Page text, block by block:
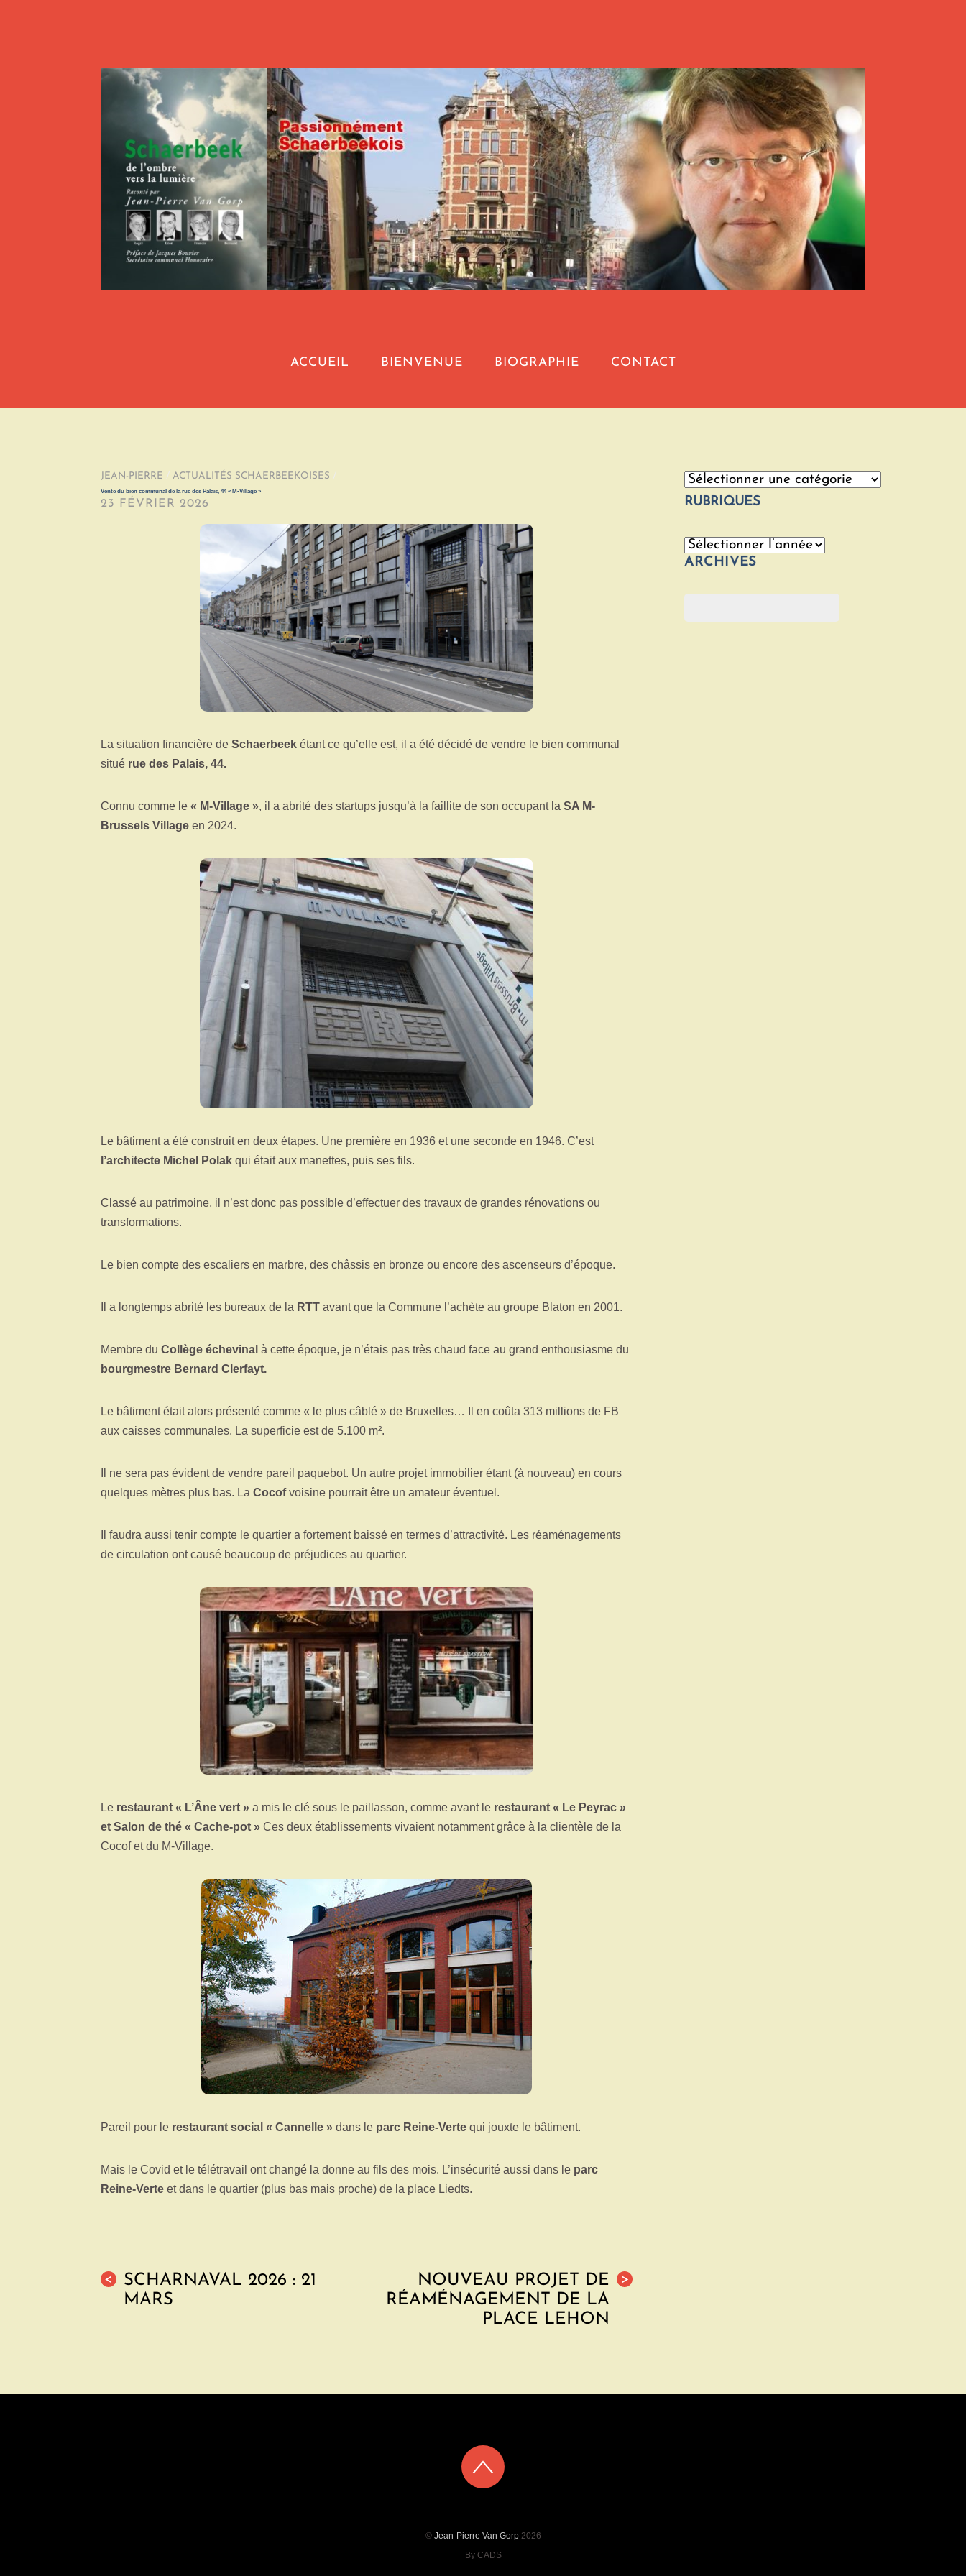
ACCUEIL BIENVENUE BIOGRAPHIE CONTACT
JEAN-PIERRE / ACTUALITÉS SCHAERBEEKOISES /
Vente du bien communal de la rue des Palais, 44 « M-Village »
23 FÉVRIER 2026
La situation financière de Schaerbeek étant ce qu’elle est, il a été décidé de vendre le bien communal
situé rue des Palais, 44.
Connu comme le « M-Village », il a abrité des startups jusqu’à la faillite de son occupant la SA M-
Brussels Village en 2024.
Le bâtiment a été construit en deux étapes. Une première en 1936 et une seconde en 1946. C’est
l’architecte Michel Polak qui était aux manettes, puis ses fils.
Classé au patrimoine, il n’est donc pas possible d’effectuer des travaux de grandes rénovations ou
transformations.
Le bien compte des escaliers en marbre, des châssis en bronze ou encore des ascenseurs d’époque.
Il a longtemps abrité les bureaux de la RTT avant que la Commune l’achète au groupe Blaton en 2001.
Membre du Collège échevinal à cette époque, je n’étais pas très chaud face au grand enthousiasme du
bourgmestre Bernard Clerfayt.
Le bâtiment était alors présenté comme « le plus câblé » de Bruxelles… Il en coûta 313 millions de FB
aux caisses communales. La superficie est de 5.100 m².
Il ne sera pas évident de vendre pareil paquebot. Un autre projet immobilier étant (à nouveau) en cours
quelques mètres plus bas. La Cocofvoisine pourrait être un amateur éventuel.
Il faudra aussi tenir compte le quartier a fortement baissé en termes d’attractivité. Les réaménagements
de circulation ont causé beaucoup de préjudices au quartier.
Le restaurant « L’Âne vert » a mis le clé sous le paillasson, comme avant le restaurant « Le Peyrac »
et Salon de thé « Cache-pot » Ces deux établissements vivaient notamment grâce à la clientèle de la
Cocof et du M-Village.
Pareil pour le restaurant social « Cannelle » dans le parc Reine-Verte qui jouxte le bâtiment.
Mais le Covid et le télétravail ont changé la donne au fils des mois. L’insécurité aussi dans le parc
Reine-Verte et dans le quartier (plus bas mais proche) de la place Liedts.
<
SCHARNAVAL 2026 : 21
MARS
>
NOUVEAU PROJET DE
RÉAMÉNAGEMENT DE LA
PLACE LEHON
Catégories
RUBRIQUES
Archives
ARCHIVES
© Jean-Pierre Van Gorp2026
By CADS